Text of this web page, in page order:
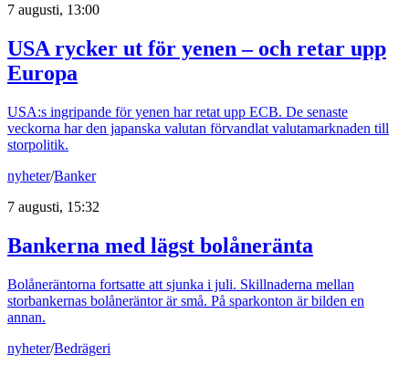
7 augusti, 13:00
USA rycker ut för yenen – och retar upp
Europa
USA:s ingripande för yenen har retat upp ECB. De senaste
veckorna har den japanska valutan förvandlat valutamarknaden till
storpolitik.
nyheter/Banker
7 augusti, 15:32
Bankerna med lägst bolåneränta
Bolåneräntorna fortsatte att sjunka i juli. Skillnaderna mellan
storbankernas bolåneräntor är små. På sparkonton är bilden en
annan.
nyheter/Bedrägeri